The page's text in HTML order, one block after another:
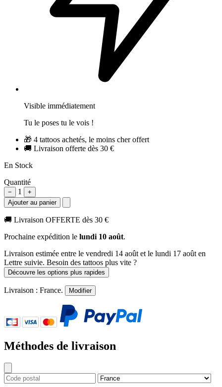
Visible immédiatement
Tu le poses tu le vois !
🎁 4 tattoos achetés, le moins cher offert
🚚 Livraison offerte dès 30 €
En Stock
Quantité
− 1
+
Ajouter au panier
🚚 Livraison OFFERTE dès 30 €
Prochaine expédition le lundi 10 août.
Livraison estimée entre le vendredi 14 août et le lundi 17 août en
Lettre suivie. Besoin des tattoos plus vite ?
Découvre les options plus rapides
Livraison : France. Modifier
Méthodes de livraison